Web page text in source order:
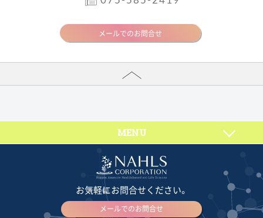
メールでのお問合せ
MENU
お気軽にお問合せください。
メールでのお問合せ